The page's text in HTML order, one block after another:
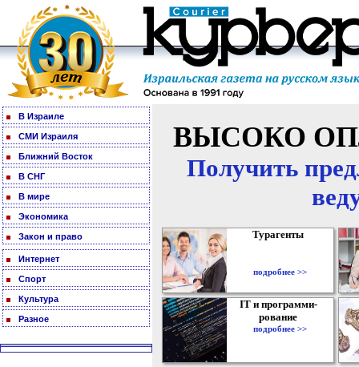
В Израиле
СМИ Израиля
Ближний Восток
В СНГ
В мире
Экономика
Закон и право
Интернет
Спорт
Культура
Разное
ВЫСОКО
Получить
Турагенты
подробнее >>
IT и программи-
рование
подробнее >>